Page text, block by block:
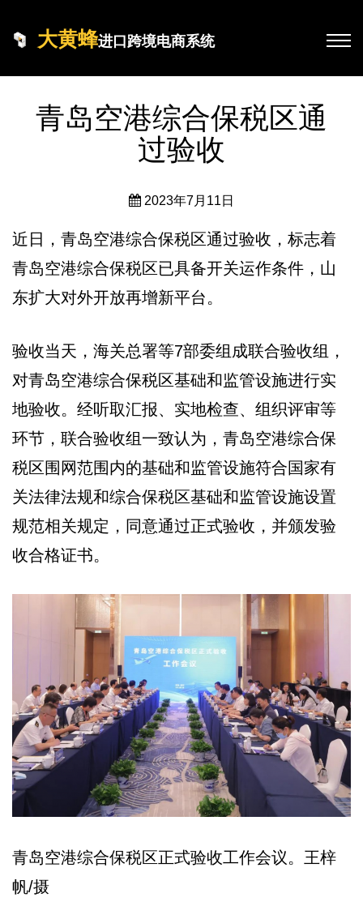
大黄蜂进口跨境电商系统
青岛空港综合保税区通
过验收
2023年7月11日
近日，青岛空港综合保税区通过验收，标志着
青岛空港综合保税区已具备开关运作条件，山
东扩大对外开放再增新平台。
验收当天，海关总署等7部委组成联合验收组，
对青岛空港综合保税区基础和监管设施进行实
地验收。经听取汇报、实地检查、组织评审等
环节，联合验收组一致认为，青岛空港综合保
税区围网范围内的基础和监管设施符合国家有
关法律法规和综合保税区基础和监管设施设置
规范相关规定，同意通过正式验收，并颁发验
收合格证书。
青岛空港综合保税区正式验收工作会议。王梓
帆/摄